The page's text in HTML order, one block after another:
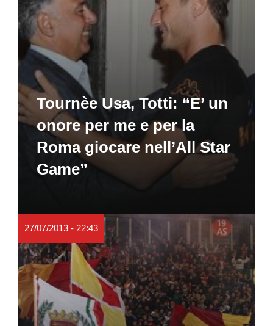
Tournèe Usa, Totti: “E’ un
onore per me e per la
Roma giocare nell’All Star
Game”
27/07/2013 - 22:43